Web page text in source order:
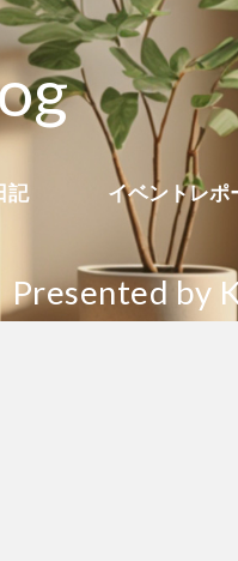
g
Presented by
記 イベントレポ